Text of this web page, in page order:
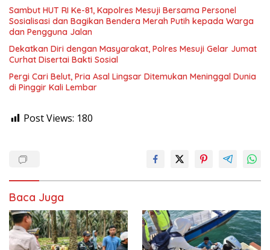
Sambut HUT RI Ke-81, Kapolres Mesuji Bersama Personel
Sosialisasi dan Bagikan Bendera Merah Putih kepada Warga
dan Pengguna Jalan
Dekatkan Diri dengan Masyarakat, Polres Mesuji Gelar Jumat
Curhat Disertai Bakti Sosial
Pergi Cari Belut, Pria Asal Lingsar Ditemukan Meninggal Dunia
di Pinggir Kali Lembar
Post Views: 180
Baca Juga